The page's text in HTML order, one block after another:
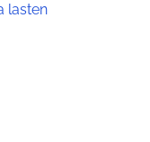
lasten